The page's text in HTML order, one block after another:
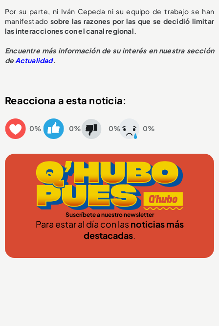
Por su parte, ni Iván Cepeda ni su equipo de trabajo se han
manifestado sobre las razones por las que se decidió limitar
las interacciones con el canal regional.
Encuentre más información de su interés en nuestra sección
deActualidad.
Reacciona a esta noticia:
0% 0% 0% 0%
Suscríbete a nuestro newsletter
Para estar al día con lasnoticias más
destacadas.